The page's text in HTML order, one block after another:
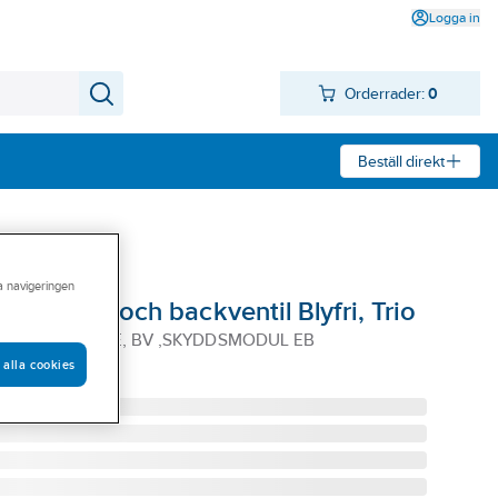
Logga in
Orderrader: 0
Beställ direkt
och backventil Blyfri, Trio
VÄGGFÄSTE, BV ,SKYDDSMODUL EB
navigeringen
alla cookies